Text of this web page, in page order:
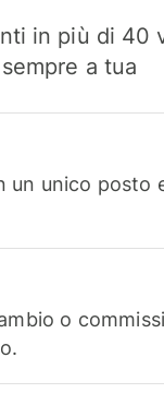
in più di 40
a tua
un unico posto
o